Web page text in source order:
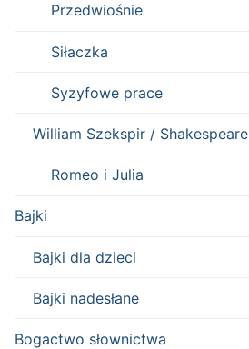
Przedwiośnie
Siłaczka
Syzyfowe prace
William Szekspir / Shakespeare
Romeo i Julia
Bajki
Bajki dla dzieci
Bajki nadesłane
Bogactwo słownictwa